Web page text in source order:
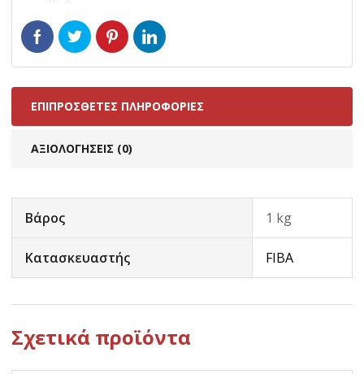
ΕΠΙΠΡΌΣΘΕΤΕΣ ΠΛΗΡΟΦΟΡΊΕΣ
ΑΞΙΟΛΟΓΉΣΕΙΣ (0)
Βάρος 1 kg
Κατασκευαστής FIBA
Σχετικά προϊόντα